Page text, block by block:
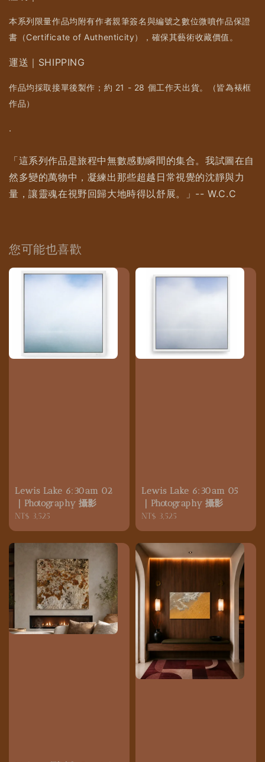
本系列限量作品均附有作者親筆簽名與編號之數位微噴作品保證
書（Certificate of Authenticity），確保其藝術收藏價值。
運送｜SHIPPING
作品均採取接單後製作；約 21 - 28 個工作天出貨。（皆為裱框
作品）
.
「這系列作品是旅程中無數感動瞬間的集合。我試圖在自
然多變的萬物中，凝練出那些超越日常視覺的沈靜與力
量，讓靈魂在視野回歸大地時得以舒展。」-- W.C.C
您可能也喜歡
Lewis Lake 6:30am 02
｜Photography 攝影
Regular
NT$ 3,525
Lewis Lake 6:30am 05
｜Photography 攝影
Regular
NT$ 3,525